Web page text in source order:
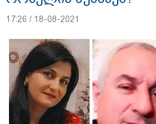
გიგა ავალიანის
ანასტასია
წარუდგინეს
17:26 / 18-08-2021